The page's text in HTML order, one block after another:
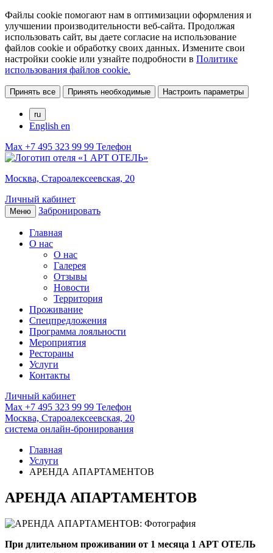
Файлы cookie помогают нам в оптимизации оформления и
улучшении производительности веб-сайта. Продолжая
использовать сайт, вы даете согласие на использование
файлов cookie и обработку своих данных. Измените свои
настройки cookie или узнайте подробности в Политике
использования файлов cookie.
Принять все Принять необходимые Настроить параметры
ru
English en
Max +7 495 323 99 99 Телефон
Москва, Староалексеевская, 20
Личный кабинет
Меню Забронировать
Главная
О нас
О нас
Галерея
Отзывы
Новости
Территория
Проживание
Спецпредложения
Программа лояльности
Мероприятия
Рестораны
Услуги
Контакты
Личный кабинет
Max +7 495 323 99 99 Телефон
Москва, Староалексеевская, 20
система онлайн-бронирования
Главная
Услуги
АРЕНДА АПАРТАМЕНТОВ
АРЕНДА АПАРТАМЕНТОВ
При длительном проживании от 1 месяца 1 АРТ ОТЕЛЬ